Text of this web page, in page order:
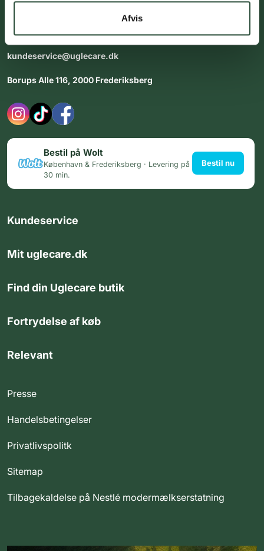
Afvis
Åbningstider i butikken:
kundeservice@uglecare.dk
Borups Alle 116, 2000 Frederiksberg
Bestil på Wolt
København & Frederiksberg · Levering på
30 min.
Bestil nu
Kundeservice
Mit uglecare.dk
Find din Uglecare butik
Fortrydelse af køb
Relevant
Presse
Handelsbetingelser
Privatlivspolitk
Sitemap
Tilbagekaldelse på Nestlé modermælkserstatning